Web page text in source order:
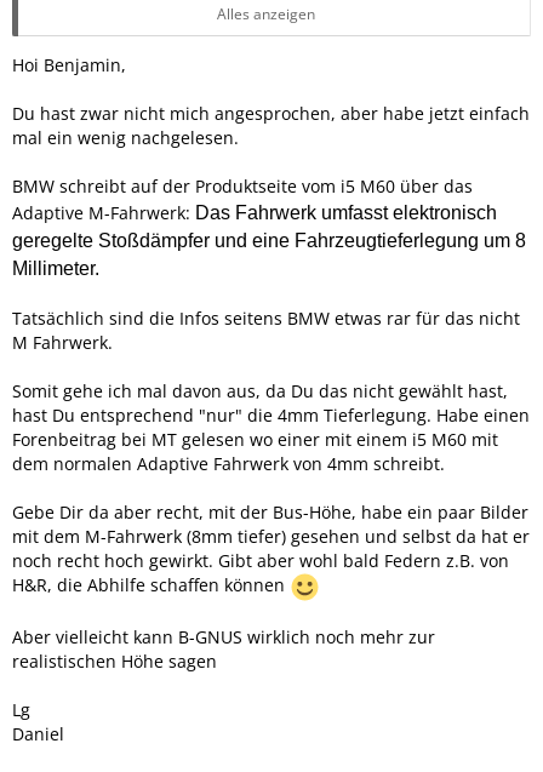
Hab mir den I5 M60 mit Adaptive Fahrwerk Professional,
und den keinen Haken beim Adaptive M Professional
normal ist denn nun mein M60, hatte irgendwas von nur
4mm gelesen?!? oder doch die 9mm?!?
ist, und da ich immer etwas tiefere (20mm tiefer als serie)
BMW´s gefahren bin, fällt mir sowas extrem auf.
LG
Benjamin
Alles anzeigen
Hoi Benjamin,
Du hast zwar nicht mich angesprochen, aber habe jetzt einfach
mal ein wenig nachgelesen.
BMW schreibt auf der Produktseite vom i5 M60 über das
Adaptive M-Fahrwerk: Das Fahrwerk umfasst elektronisch
geregelte Stoßdämpfer und eine Fahrzeugtieferlegung um 8
Millimeter.
Tatsächlich sind die Infos seitens BMW etwas rar für das nicht
M Fahrwerk.
Somit gehe ich mal davon aus, da Du das nicht gewählt hast,
hast Du entsprechend "nur" die 4mm Tieferlegung. Habe einen
Forenbeitrag bei MT gelesen wo einer mit einem i5 M60 mit
dem normalen Adaptive Fahrwerk von 4mm schreibt.
Gebe Dir da aber recht, mit der Bus-Höhe, habe ein paar Bilder
mit dem M-Fahrwerk (8mm tiefer) gesehen und selbst da hat er
noch recht hoch gewirkt. Gibt aber wohl bald Federn z.B. von
H&R, die Abhilfe schaffen können
Aber vielleicht kann B-GNUS wirklich noch mehr zur
realistischen Höhe sagen
Lg
Daniel